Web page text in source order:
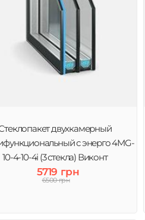
двухкамерный
с энерго 4MG-
10-4-10-4i (3 стекла) Виконт
5719 грн
6500 грн